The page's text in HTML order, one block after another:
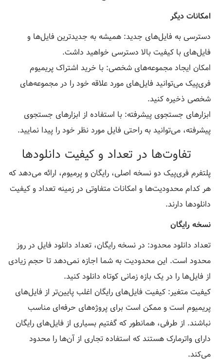
امکانات دیگر
دسترسی به فایل‌های جدید: همیشه به جدیدترین فایل‌ها و
فایل‌های با کیفیت بالا دسترسی خواهید داشت.
امکان ایجاد مجموعه‌های شخصی: با خرید اشتراک پریمیوم
فری‌پیک می‌توانید فایل‌های مورد علاقه خود را در مجموعه‌های
شخصی ذخیره کنید.
ابزارهای جستجوی پیشرفته: با استفاده از ابزارهای جستجوی
پیشرفته، می‌توانید به راحتی فایل مورد نظر خود را پیدا نمایید.
تفاوت‌ها در تعداد و کیفیت دانلود‌ها
پلتفرم فری‌پیک دو نسخه اصلی، رایگان و پرمیوم، ارائه می‌دهد که
هر کدام محدودیت‌ها و امکانات متفاوتی در زمینه تعداد و کیفیت
دانلودها دارند.
نسخه رایگان
تعداد دانلود محدود: در نسخه رایگان، تعداد دانلود فایل در روز
محدود است. این محدودیت به شما اجازه نمی‌دهد تا حجم زیادی
از فایل‌ها را در یک بازه زمانی کوتاه دانلود کنید.
کیفیت متغیر: کیفیت فایل‌های رایگان اغلب پایین‌تر از فایل‌های
پریمیوم است و ممکن است برای پروژه‌های حرفه‌ای مناسب
نباشند. از طرفی، همانطور که گفتیم بسیاری از فایل‌های رایگان
دارای واترمارک هستند که استفاده تجاری از آن‌ها را محدود
می‌کند.